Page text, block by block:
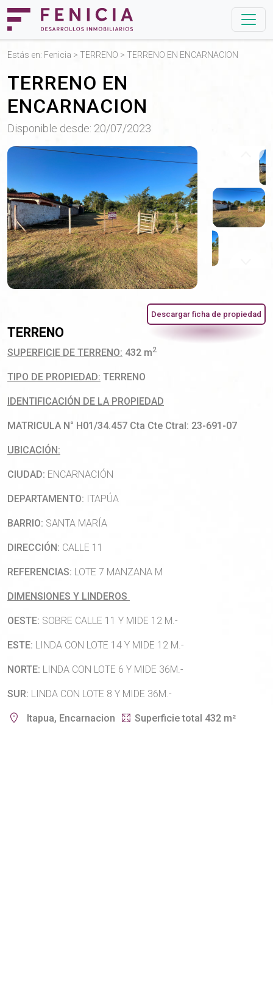
Estás en: Fenicia > TERRENO > TERRENO EN ENCARNACION
TERRENO EN
ENCARNACION
Disponible desde: 20/07/2023
Descargar ficha de propiedad
TERRENO
SUPERFICIE DE TERRENO: 432 m2
TIPO DE PROPIEDAD: TERRENO
IDENTIFICACIÓN DE LA PROPIEDAD
MATRICULA N° H01/34.457 Cta Cte Ctral: 23-691-07
UBICACIÓN:
CIUDAD: ENCARNACIÓN
DEPARTAMENTO: ITAPÚA
BARRIO: SANTA MARÍA
DIRECCIÓN: CALLE 11
REFERENCIAS: LOTE 7 MANZANA M
DIMENSIONES Y LINDEROS
OESTE: SOBRE CALLE 11 Y MIDE 12 M.-
ESTE: LINDA CON LOTE 14 Y MIDE 12 M.-
NORTE: LINDA CON LOTE 6 Y MIDE 36M.-
SUR: LINDA CON LOTE 8 Y MIDE 36M.-
Itapua, Encarnacion Superficie total 432 m²